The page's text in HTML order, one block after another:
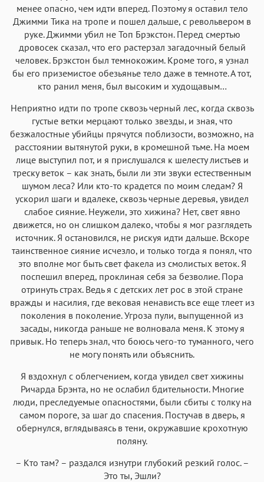
менее опасно, чем идти вперед. Поэтому я оставил тело
Джимми Тика на тропе и пошел дальше, с револьвером в
руке. Джимми убил не Топ Брэкстон. Перед смертью
дровосек сказал, что его растерзал загадочный белый
человек. Брэкстон был темнокожим. Кроме того, я узнал
бы его приземистое обезьянье тело даже в темноте. А тот,
кто ранил меня, был высоким и худощавым…
Неприятно идти по тропе сквозь черный лес, когда сквозь
густые ветки мерцают только звезды, и зная, что
безжалостные убийцы прячутся поблизости, возможно, на
расстоянии вытянутой руки, в кромешной тьме. На моем
лице выступил пот, и я прислушался к шелесту листьев и
треску веток – как знать, были ли эти звуки естественным
шумом леса? Или кто-то крадется по моим следам? Я
ускорил шаги и вдалеке, сквозь черные деревья, увидел
слабое сияние. Неужели, это хижина? Нет, свет явно
движется, но он слишком далеко, чтобы я мог разглядеть
источник. Я остановился, не рискуя идти дальше. Вскоре
таинственное сияние исчезло, и только тогда я понял, что
это вполне мог быть свет факела из смолистых веток. Я
поспешил вперед, проклиная себя за безволие. Пора
отринуть страх. Ведь я с детских лет рос в этой стране
вражды и насилия, где вековая ненависть все еще тлеет из
поколения в поколение. Угроза пули, выпущенной из
засады, никогда раньше не волновала меня. К этому я
привык. Но теперь знал, что боюсь чего-то туманного, чего
не могу понять или объяснить.
Я вздохнул с облегчением, когда увидел свет хижины
Ричарда Брэнта, но не ослабил бдительности. Многие
люди, преследуемые опасностями, были сбиты с толку на
самом пороге, за шаг до спасения. Постучав в дверь, я
обернулся, вглядываясь в тени, окружавшие крохотную
поляну.
– Кто там? – раздался изнутри глубокий резкий голос. –
Это ты, Эшли?